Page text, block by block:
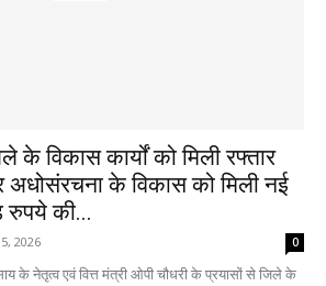
के विकास कार्यों को मिली रफ्तार
अधोसंरचना के विकास को मिली नई
रुपये की...
2026 0
के नेतृत्व एवं वित्त मंत्री ओपी चौधरी के प्रयासों से जिले के